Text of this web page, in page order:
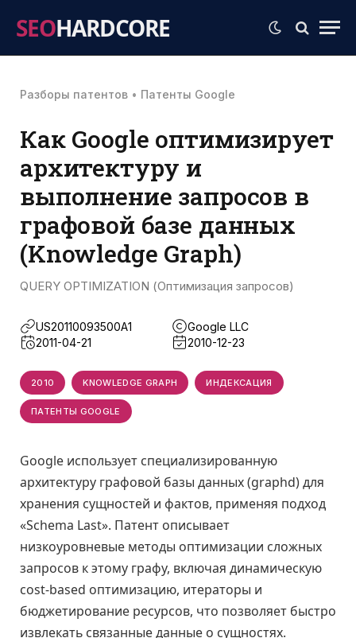
SEOHARDCORE
Разборы патентов • Патенты Google
Как Google оптимизирует
архитектуру и
выполнение запросов в
графовой базе данных
(Knowledge Graph)
QUERY OPTIMIZATION (Оптимизация запросов)
US20110093500A1
Google LLC
2011-04-21
2010-12-23
2010 KNOWLEDGE GRAPH ИНДЕКСАЦИЯ
ПАТЕНТЫ GOOGLE
Google использует специализированную
архитектуру графовой базы данных (graphd) для
хранения сущностей и фактов, применяя подход
«Schema Last». Патент описывает
низкоуровневые методы оптимизации сложных
запросов к этому графу, включая динамическую
cost-based оптимизацию, итераторы и
бюджетирование ресурсов, что позволяет быстро
извлекать связанные данные о сущностях.